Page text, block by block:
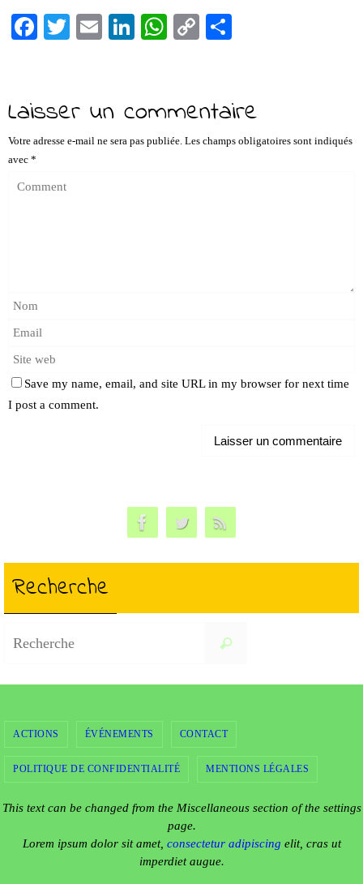
Fa
ok
T
r
E
Li
In
W
A
pp
C
Li
nk
er
Laisser un commentaire
Votre adresse e-mail ne sera pas publiée. Les champs obligatoires sont indiqués
avec *
Save my name, email, and site URL in my browser for next time
I post a comment.
Recherche
Recherche
ACTIONS ÉVÉNEMENTS CONTACT
POLITIQUE DE CONFIDENTIALITÉ MENTIONS LÉGALES
This text can be changed from the Miscellaneous section of the settings
page.
Lorem ipsum dolor sit amet, consectetur adipiscing elit, cras ut
imperdiet augue.